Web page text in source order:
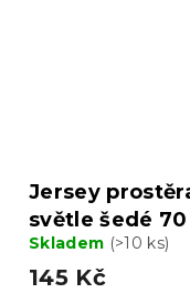
Jersey
světle šedé
Skladem (>10 ks)
145 Kč